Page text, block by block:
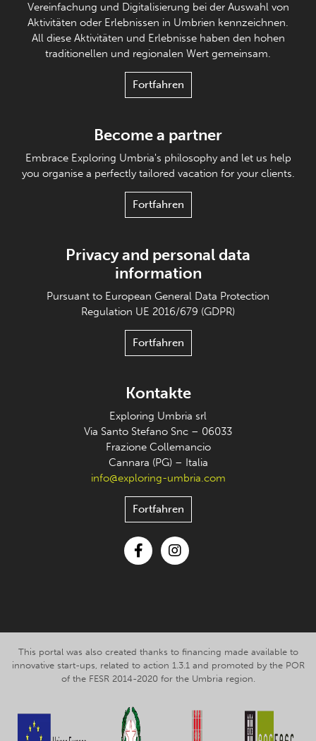
Vereinfachung und Digitalisierung bei der Auswahl von
Aktivitäten oder Erlebnissen in Umbrien kennzeichnen.
All diese Aktivitäten und Erlebnisse haben den hohen
traditionellen und regionalen Wert gemeinsam.
Fortfahren
Become a partner
Embrace Exploring Umbria's philosophy and let us help
you organise a perfectly tailored vacation for your clients.
Fortfahren
Privacy and personal data
information
Pursuant to European General Data Protection
Regulation UE 2016/679 (GDPR)
Fortfahren
Kontakte
Exploring Umbria srl
Via Santo Stefano Snc – 06033
Frazione Collemancio
Cannara (PG) – Italia
info@exploring-umbria.com
Fortfahren
This portal was also created thanks to financing made available to
innovative start-ups, related to action 1.3.1 and promoted by the POR
of the FESR 2014-2020 for the Umbria region.